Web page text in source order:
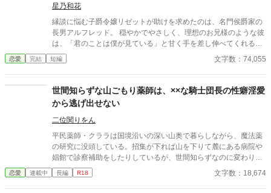
星乃和花
縁談に悩む子爵令嬢リゼットが助けを求めたのは、名門侯爵家の
長男アルフレッド。 穏やかでやさしく、理想のお兄様のような彼
は、「君のことは僕が見ている」と甘く手を差し伸べてくれる。
送り迎え、花や手紙、完璧なエスコート。 守られているだけのは
ずが、気づけば周囲には「彼女はもうノースウェル侯爵家のも
実はかなり策略家。 やさしく逃げ道をなくしてくるお兄様系ヒー
ローに、恋愛に疎い令嬢がじわじわ囲い落とされていく、甘くて
幸せな溺愛ラブストーリー。 ――「待つよ」と言いながら、外堀
恋愛 完結 短編 文字数：74,055
世間知らずな山ごもり薬師は、××な騎士団長の性癖淫愛
から逃げ出せない
二位関りをん
平民薬師・クララは国境沿いの深い山奥で暮らしながら、魔法薬
の研究に没頭している。招集が下れば山を下りて麓にある病院や
娼館で診察補助をしたりしているが、世間知らずなのに変わりは
ない。 ある日、山の中で倒れている男性を発見。彼はなんと騎士
団長・レイルドで女嫌いの噂を持つ人物だった。 当然女嫌いの噂
恋愛 連載中 長編 R18 文字数：18,674